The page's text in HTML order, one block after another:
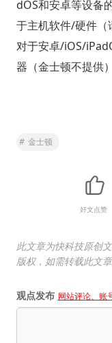
dOS和安卓等设备
于主机软件/硬件（
对于安卓/iOS/
器（金士顿不提供）
# 金士顿
好文点赞
此文章为快科技原创
版权，如需转载此文
观点发布 网站评论、账